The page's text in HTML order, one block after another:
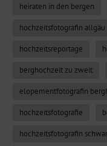
heiraten in den bergen
hochzeitsfotografin allgäu
hochzeitsreportage
berghochzeit zu zweit
elopementfotografin
hochzeitsfotografie
hochzeitsfotografin